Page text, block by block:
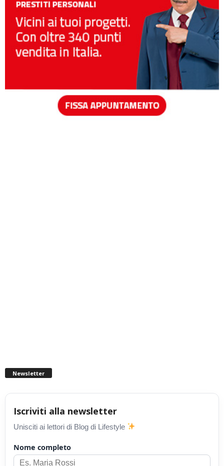
Newsletter
Iscriviti alla newsletter
Unisciti ai lettori di Blog di Lifestyle
Nome completo